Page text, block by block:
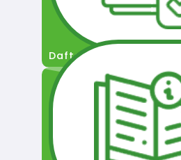
Daftar Pengguna